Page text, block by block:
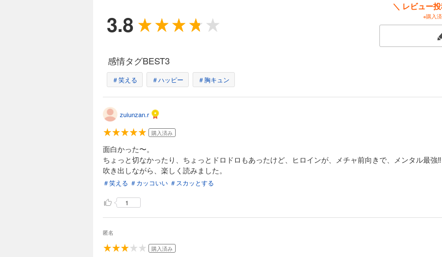
3.8
＼ レビュー
※購入
感情タグBEST3
＃笑える ＃ハッピー ＃胸キュン
zuiunzan.r
購入済み
面白かった〜。
ちょっと切なかったり、ちょっとドロドロもあったけど、ヒロインが、メチャ前向きで、メンタル最強‼️
吹き出しながら、楽しく読みました。
＃笑える ＃カッコいい ＃スカッとする
1
匿名
購入済み